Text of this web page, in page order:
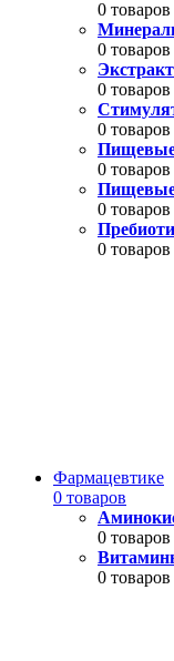
0 товаров
0 товаров
0 товаров
0 товаров
Пищевые
0 товаров
Пищевые
0 товаров
0 товаров
Фармацевтике
0 товаров
0 товаров
0 товаров